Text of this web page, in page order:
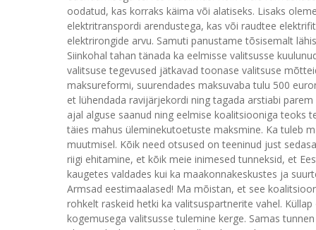
oodatud, kas korraks käima või alatiseks. Lisaks
elektritranspordi arendustega, kas või raudtee
elektrirongide arvu. Samuti panustame tõsisemalt
Siinkohal tahan tänada ka eelmisse valitsusse
valitsuse tegevused jätkavad toonase valitsuse
maksureformi, suurendades maksuvaba tulu 500
et lühendada ravijärjekordi ning tagada arstiabi
ajal alguse saanud ning eelmise koalitsiooniga
täies mahus üleminekutoetuste maksmine. Ka tuleb
muutmisel. Kõik need otsused on teeninud just
riigi ehitamine, et kõik meie inimesed tunneksid, et
kaugetes valdades kui ka maakonnakeskustes ja
Armsad eestimaalased! Ma mõistan, et see
rohkelt raskeid hetki ka valitsuspartnerite vahel.
kogemusega valitsusse tulemine kerge. Samas